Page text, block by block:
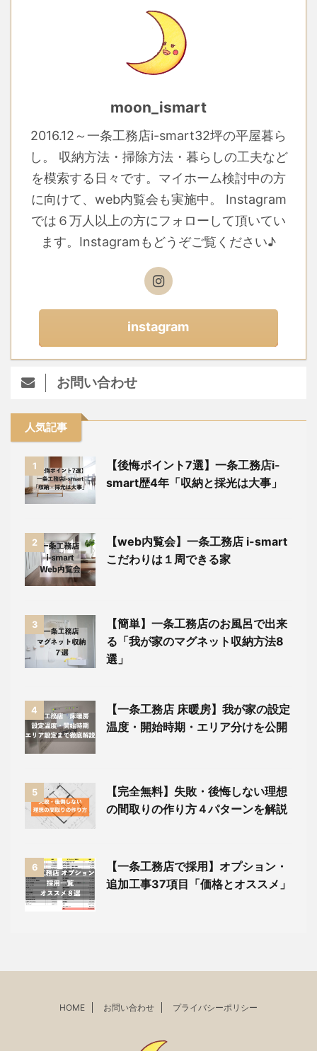
moon_ismart
2016.12～一条工務店i-smart32坪の平屋暮ら
し。 収納方法・掃除方法・暮らしの工夫など
を模索する日々です。マイホーム検討中の方
に向けて、web内覧会も実施中。 Instagram
では６万人以上の方にフォローして頂いてい
ます。Instagramもどうぞご覧ください♪
instagram
お問い合わせ
人気記事
1
【後悔ポイント7選】一条工務店i-
smart歴4年「収納と採光は大事」
2
【web内覧会】一条工務店 i-smart
こだわりは１周できる家
3
【簡単】一条工務店のお風呂で出来
る「我が家のマグネット収納方法8
選」
4
【一条工務店 床暖房】我が家の設定
温度・開始時期・エリア分けを公開
5
【完全無料】失敗・後悔しない理想
の間取りの作り方４パターンを解説
6
【一条工務店で採用】オプション・
追加工事37項目「価格とオススメ」
HOME お問い合わせ プライバシーポリシー